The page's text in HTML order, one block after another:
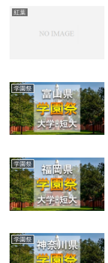
紅葉
学園祭
学園祭
学園祭